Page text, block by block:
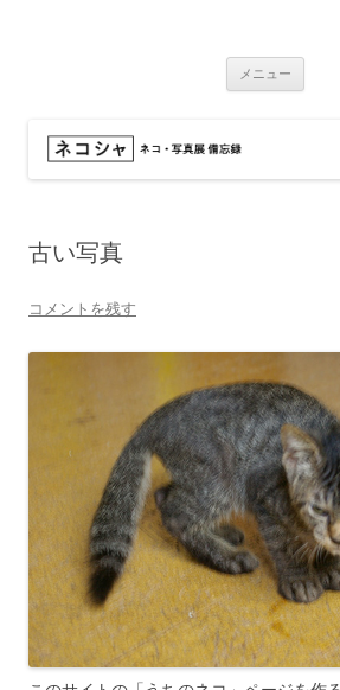
メニュー
古い写真
コメントを残す